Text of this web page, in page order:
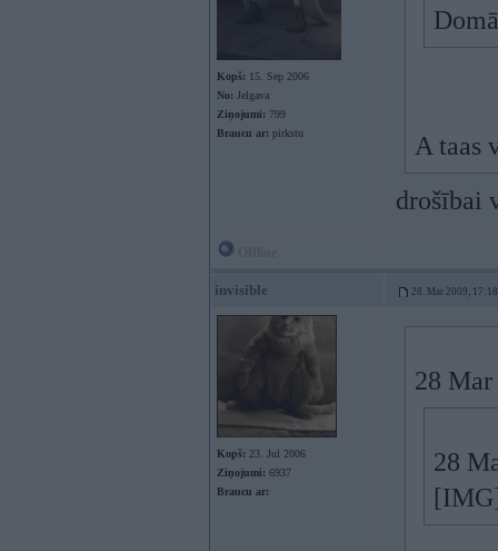
Kopš: 15. Sep 2006
No: Jelgava
Ziņojumi: 799
Braucu ar: pirkstu
A taas
drošībai
invisible 28. Mar 2009, 17:18
Kopš: 23. Jul 2006
Ziņojumi: 6937
Braucu ar:
28
28